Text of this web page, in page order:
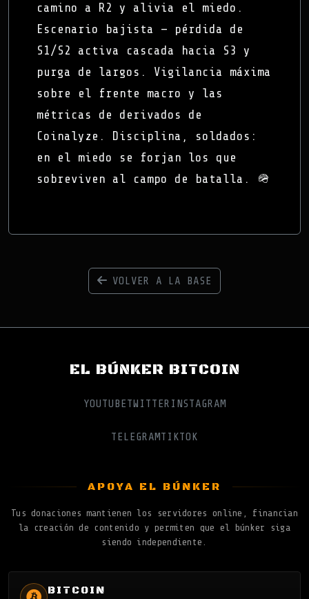
camino a R2 y alivia el miedo.
Escenario bajista — pérdida de
S1/S2 activa cascada hacia S3 y
purga de largos. Vigilancia máxima
sobre el frente macro y las
métricas de derivados de
Coinalyze. Disciplina, soldados:
en el miedo se forjan los que
sobreviven al campo de batalla. 🪖
VOLVER A LA BASE
EL BÚNKER BITCOIN
YOUTUBETWITTER INSTAGRAM
TELEGRAMTIKTOK
APOYA EL BÚNKER
Tus donaciones mantienen los servidores online, financian
la creación de contenido y permiten que el búnker siga
siendo independiente.
BITCOIN